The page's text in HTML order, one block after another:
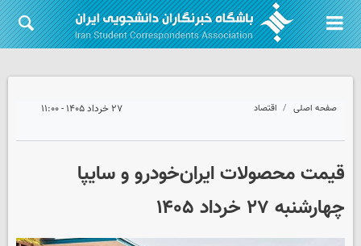
صفحه اصلی اقتصاد ۲۷ خرداد ۱۴۰۵ - ۱۱:۰۰
قیمت محصولات ایران‌خودرو و سایپا
چهارشنبه ۲۷ خرداد ۱۴۰۵